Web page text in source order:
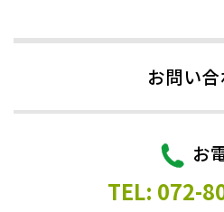
お問い
お
TEL: 072-